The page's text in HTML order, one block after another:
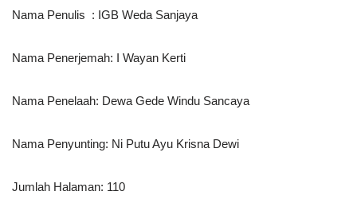
Nama Penulis : IGB Weda Sanjaya
Nama Penerjemah: I Wayan Kerti
Nama Penelaah: Dewa Gede Windu Sancaya
Nama Penyunting: Ni Putu Ayu Krisna Dewi
Jumlah Halaman: 110